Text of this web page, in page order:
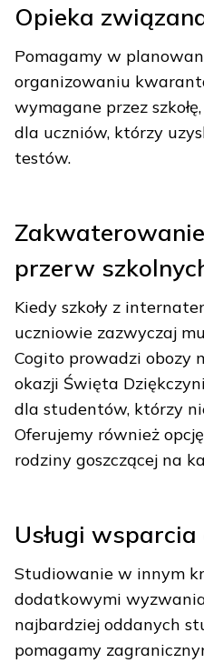
Opieka
Pomagamy w
organizowaniu
wymagane przez
dla uczniów, którzy
testów.
przerw
Kiedy szkoły z
uczniowie zazwyczaj
Cogito prowadzi obozy
okazji Święta
dla studentów, którzy
Oferujemy również
rodziny goszczącej na
Usługi
Studiowanie w innym
dodatkowymi
najbardziej oddanych
pomagamy